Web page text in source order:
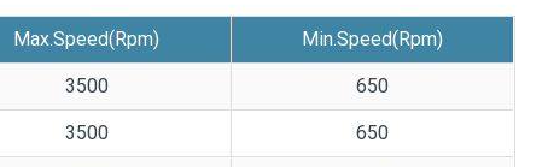
Max.Speed(Rpm) Min.Speed(Rpm)
3500 650
3500 650